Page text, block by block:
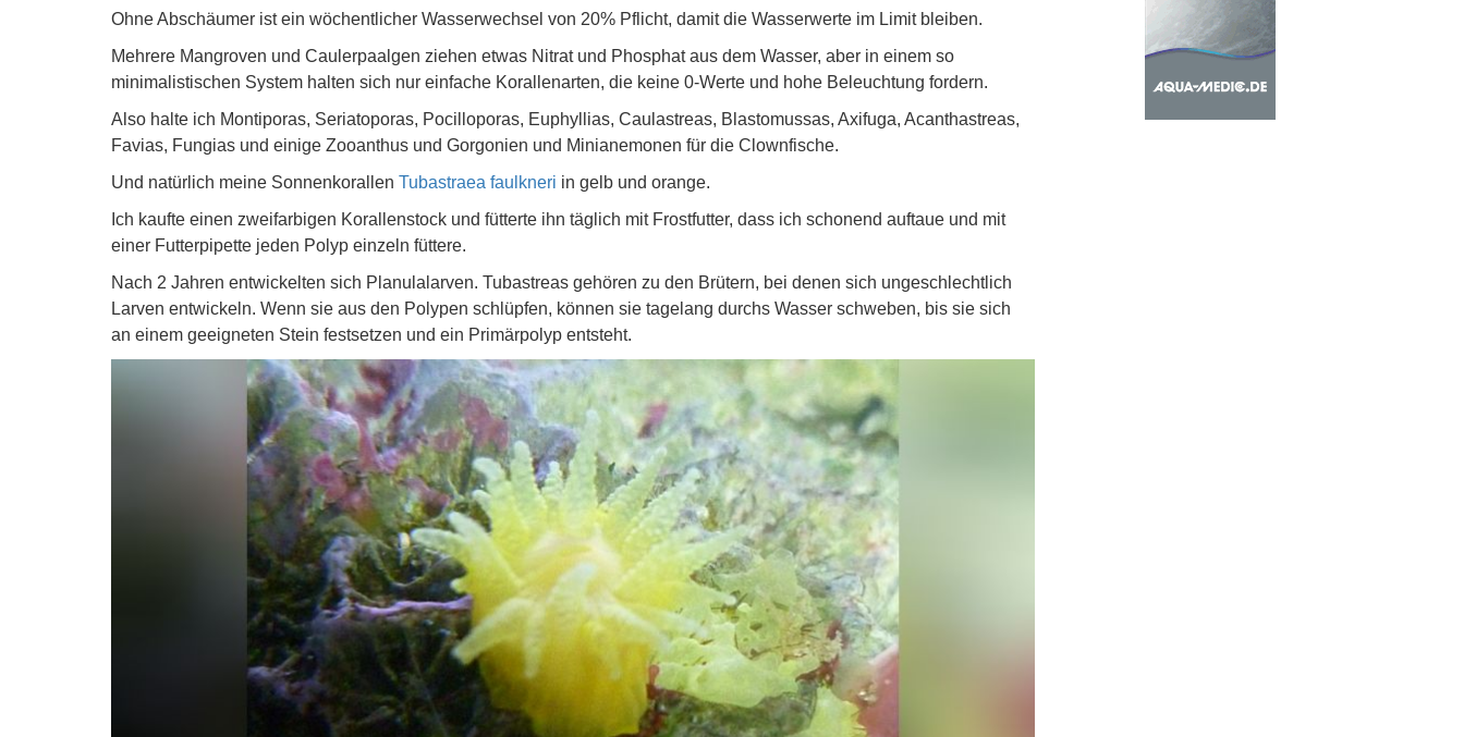
Ohne Abschäumer ist ein wöchentlicher Wasserwechsel von 20% Pflicht, damit die Wasserwerte im Limit bleiben.
Mehrere Mangroven und Caulerpaalgen ziehen etwas Nitrat und Phosphat aus dem Wasser, aber in einem so
minimalistischen System halten sich nur einfache Korallenarten, die keine 0-Werte und hohe Beleuchtung fordern.
Also halte ich Montiporas, Seriatoporas, Pocilloporas, Euphyllias, Caulastreas, Blastomussas, Axifuga, Acanthastreas,
Favias, Fungias und einige Zooanthus und Gorgonien und Minianemonen für die Clownfische.
Und natürlich meine Sonnenkorallen Tubastraea faulkneri in gelb und orange.
Ich kaufte einen zweifarbigen Korallenstock und fütterte ihn täglich mit Frostfutter, dass ich schonend auftaue und mit
einer Futterpipette jeden Polyp einzeln füttere.
Nach 2 Jahren entwickelten sich Planulalarven. Tubastreas gehören zu den Brütern, bei denen sich ungeschlechtlich
Larven entwickeln. Wenn sie aus den Polypen schlüpfen, können sie tagelang durchs Wasser schweben, bis sie sich
an einem geeigneten Stein festsetzen und ein Primärpolyp entsteht.